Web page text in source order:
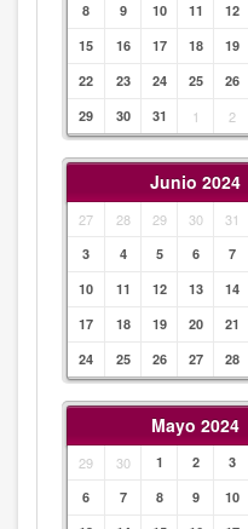
8
9 10 11 12
15
16 17 18 19
22
23 24 25 26
29
30 31 1 2
Junio 2024
27 28 29 30 31
3
4 5 6 7
10
11 12 13 14
17
18 19 20 21
24
25 26 27 28
Mayo 2024
29 30 1 2 3
6
7 8 9 10